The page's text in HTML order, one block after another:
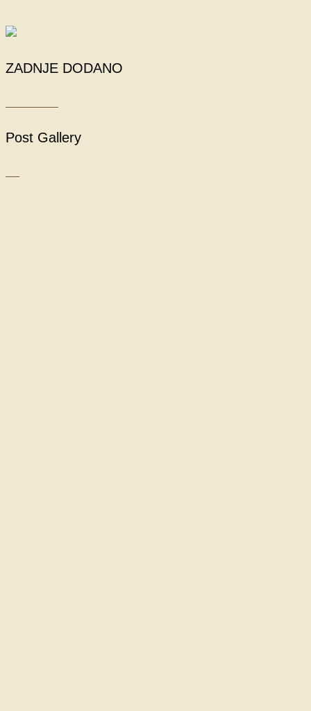
ZADNJE DODANO
Post Gallery